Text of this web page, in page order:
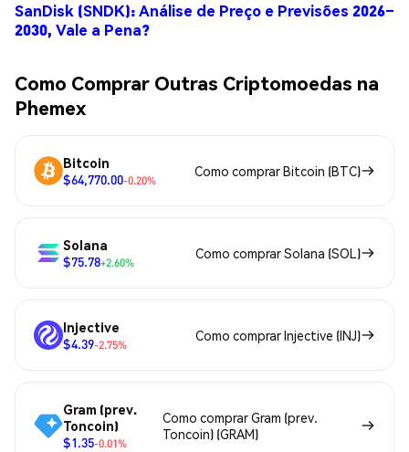
SanDisk (SNDK): Análise de Preço e Previsões 2026–
2030, Vale a Pena?
Como Comprar Outras Criptomoedas na
Phemex
Bitcoin
$64,770.00-0.20%
Como comprar Bitcoin (BTC)
Solana
$75.78+2.60%
Como comprar Solana (SOL)
Injective
$4.39-2.75%
Como comprar Injective (INJ)
Gram (prev.
Toncoin)
$1.35-0.01%
Como comprar Gram (prev.
Toncoin) (GRAM)